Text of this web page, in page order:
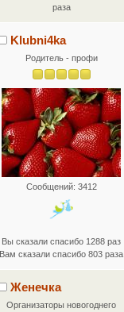
раза
Klubni4ka
Родитель - профи
Сообщений: 3412
Вы сказали спасибо 1288 раз
Вам сказали спасибо 803 раза
Женечка
Организаторы новогоднего